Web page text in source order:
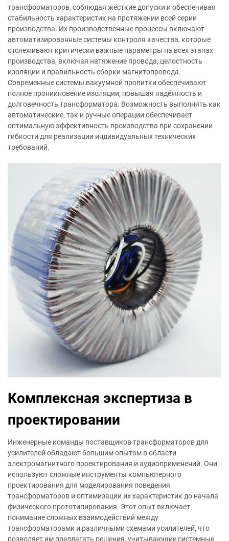
трансформаторов, соблюдая жёсткие допуски и обеспечивая
стабильность характеристик на протяжении всей серии
производства. Их производственные процессы включают
автоматизированные системы контроля качества, которые
отслеживают критически важные параметры на всех этапах
производства, включая натяжение провода, целостность
изоляции и правильность сборки магнитопровода.
Современные системы вакуумной пропитки обеспечивают
полное проникновение изоляции, повышая надёжность и
долговечность трансформатора. Возможность выполнять как
автоматические, так и ручные операции обеспечивает
оптимальную эффективность производства при сохранении
гибкости для реализации индивидуальных технических
требований.
Комплексная экспертиза в
проектировании
Инженерные команды поставщиков трансформаторов для
усилителей обладают большим опытом в области
электромагнитного проектирования и аудиоприменений. Они
используют сложные инструменты компьютерного
проектирования для моделирования поведения
трансформаторов и оптимизации их характеристик до начала
физического прототипирования. Этот опыт включает
понимание сложных взаимодействий между
трансформаторами и различными схемами усилителей, что
позволяет им предлагать решения, учитывающие системные